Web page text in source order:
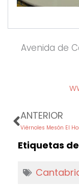
Avenida de
Prev
ANTERIOR
Viérnoles Mesón El
Etiquetas